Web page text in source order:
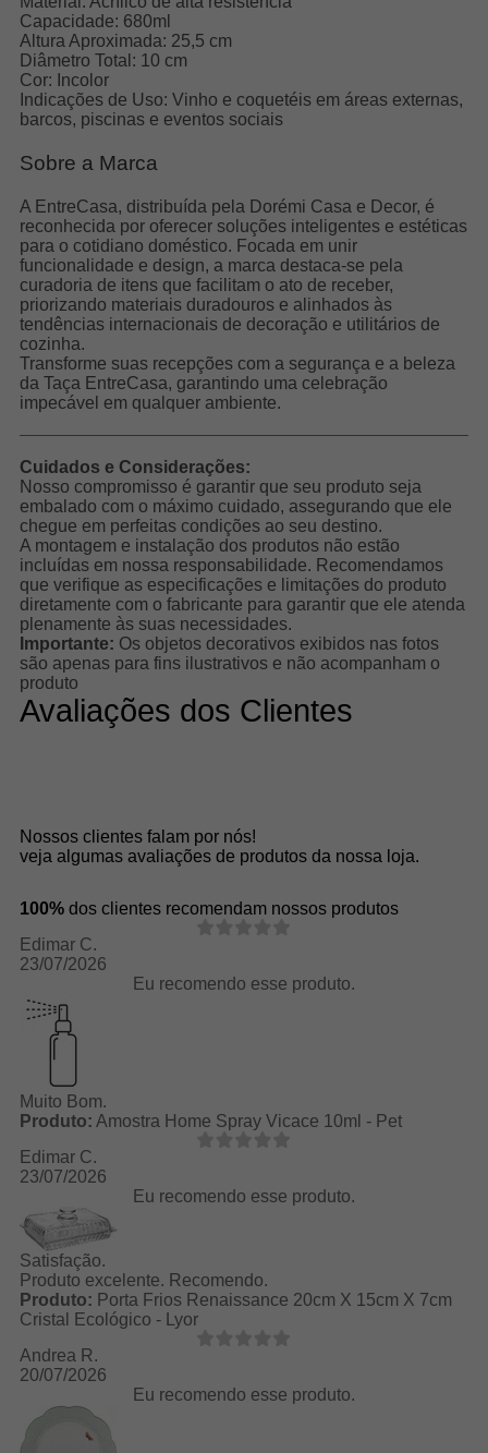
Capacidade: 680ml
Altura Aproximada: 25,5 cm
Diâmetro Total: 10 cm
Cor: Incolor
Indicações de Uso: Vinho e coquetéis em áreas externas,
barcos, piscinas e eventos sociais
Sobre a Marca
A EntreCasa, distribuída pela Dorémi Casa e Decor, é
reconhecida por oferecer soluções inteligentes e estéticas
para o cotidiano doméstico. Focada em unir
funcionalidade e design, a marca destaca-se pela
curadoria de itens que facilitam o ato de receber,
priorizando materiais duradouros e alinhados às
tendências internacionais de decoração e utilitários de
cozinha.
Transforme suas recepções com a segurança e a beleza
da Taça EntreCasa, garantindo uma celebração
impecável em qualquer ambiente.
Cuidados e Considerações:
Nosso compromisso é garantir que seu produto seja
embalado com o máximo cuidado, assegurando que ele
chegue em perfeitas condições ao seu destino.
A montagem e instalação dos produtos não estão
incluídas em nossa responsabilidade. Recomendamos
que verifique as especificações e limitações do produto
diretamente com o fabricante para garantir que ele atenda
plenamente às suas necessidades.
Importante: Os objetos decorativos exibidos nas fotos
são apenas para fins ilustrativos e não acompanham o
produto
Avaliações dos Clientes
Nossos clientes falam por nós!
veja algumas avaliações de produtos da nossa loja.
100% dos clientes recomendam nossos produtos
Edimar C.
23/07/2026
Eu recomendo esse produto.
Muito Bom.
Produto: Amostra Home Spray Vicace 10ml - Pet
Edimar C.
23/07/2026
Eu recomendo esse produto.
Satisfação.
Produto excelente. Recomendo.
Produto: Porta Frios Renaissance 20cm X 15cm X 7cm
Cristal Ecológico - Lyor
Andrea R.
20/07/2026
Eu recomendo esse produto.